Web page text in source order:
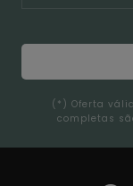
(*) Oferta
completas